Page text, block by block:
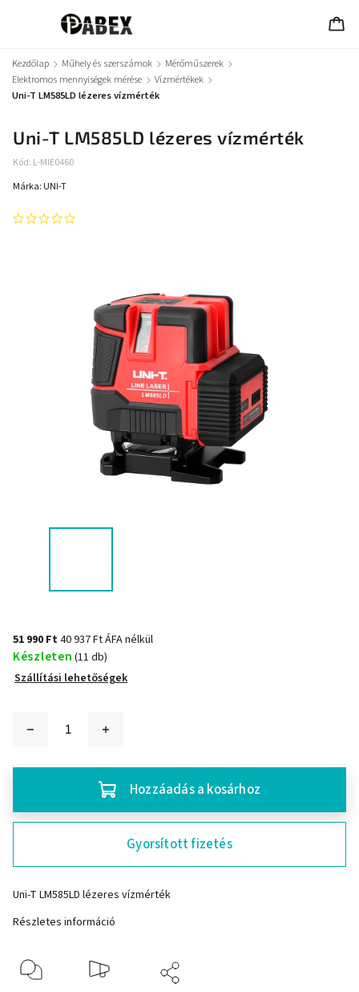
Kezdőlap / Műhely és szerszámok / Mérőműszerek /
Elektromos mennyiségek mérése / Vízmértékek /
Uni-T LM585LD lézeres vízmérték
Uni-T LM585LD lézeres vízmérték
Kód: L-MIE0460
Márka: UNI-T
51 990 Ft40 937 Ft ÁFA nélkül
Készleten (11 db)
Szállítási lehetőségek
Hozzáadás a kosárhoz
Gyorsított fizetés
Uni-T LM585LD lézeres vízmérték
Részletes információ